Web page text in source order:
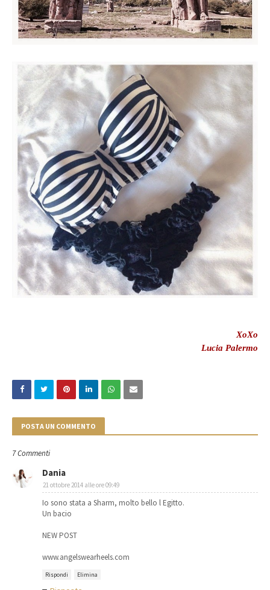
XoXo
Lucia Palermo
POSTA UN COMMENTO
7 Commenti
Dania
21 ottobre 2014 alle ore 09:49
Io sono stata a Sharm, molto bello l Egitto.
Un bacio
NEW POST
www.angelswearheels.com
Rispondi Elimina